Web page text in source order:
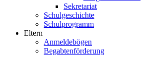
Sekretariat
Schulgeschichte
Schulprogramm
Eltern
Anmeldebögen
Begabtenförderung